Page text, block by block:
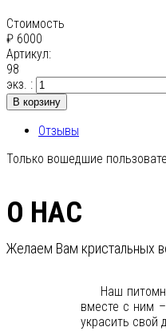
Стоимость
₽ 6000
Артикул:
98
экз. :
В корзину
Отзывы
Только вошедшие
О НАС
Желаем Вам кристальных
Наш
вместе с ним
украсить свой